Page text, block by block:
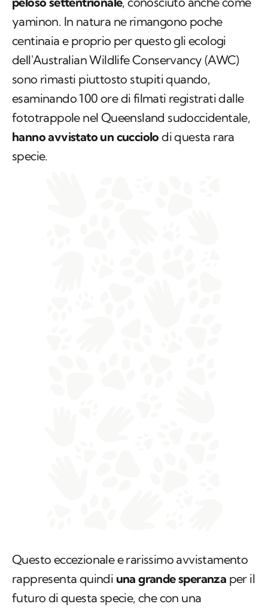
yaminon. In natura ne rimangono poche
centinaia e proprio per questo gli ecologi
dell'Australian Wildlife Conservancy (AWC)
sono rimasti piuttosto stupiti quando,
esaminando 100 ore di filmati registrati dalle
fototrappole nel Queensland sudoccidentale,
hanno avvistato un cucciolo di questa rara
specie.
Questo eccezionale e rarissimo avvistamento
rappresenta quindi una grande speranza per il
futuro di questa specie, che con una